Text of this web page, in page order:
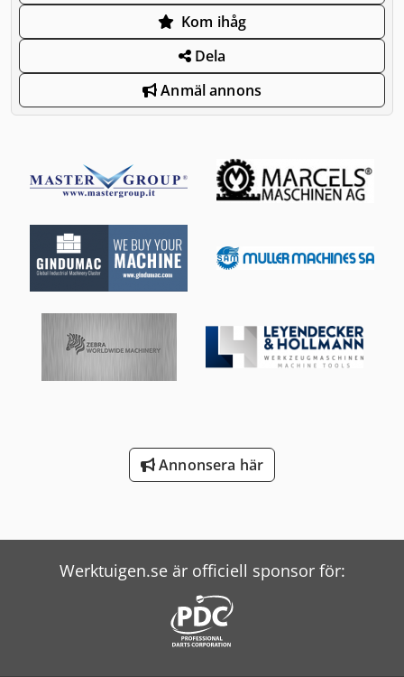
Kom ihåg
Dela
Anmäl annons
Annonsera här
Werktuigen.se är officiell sponsor för: